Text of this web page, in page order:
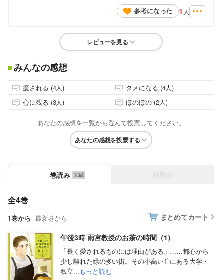
参考になった
1 人
レビューを見る
みんなの感想
癒される (4人)
タメになる (4人)
心に残る (3人)
ほのぼの (2人)
あなたの感想を一覧から選んで投票してください。
あなたの感想を投票する
巻読み
全4巻
1巻から 最新巻から まとめてカート
午後3時 雨宮教授のお茶の時間（1）
「長く愛されるものには理由がある」……都心から
少し離れた緑の多い街。その小高い丘にある大学・
私立...もっと読む